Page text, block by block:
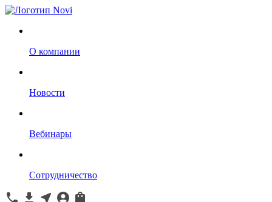
О компании
Новости
Вебинары
Сотрудничество